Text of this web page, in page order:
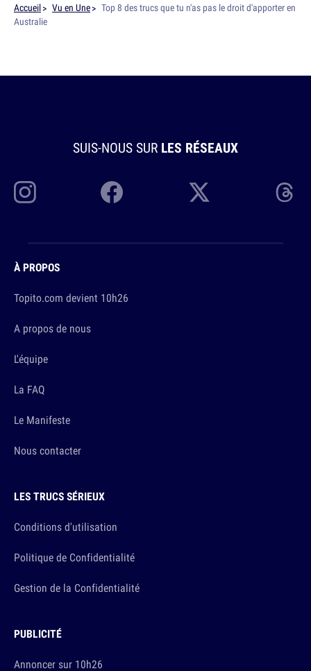
Accueil Vu en Une
Top 8 des trucs que tu n'as pas le droit d'apporter en
Australie
SUIS-NOUS SUR LES RÉSEAUX
À PROPOS
Topito.com devient 10h26
A propos de nous
L'équipe
La FAQ
Le Manifeste
Nous contacter
LES TRUCS SÉRIEUX
Conditions d'utilisation
Politique de Confidentialité
Gestion de la Confidentialité
PUBLICITÉ
Annoncer sur 10h26